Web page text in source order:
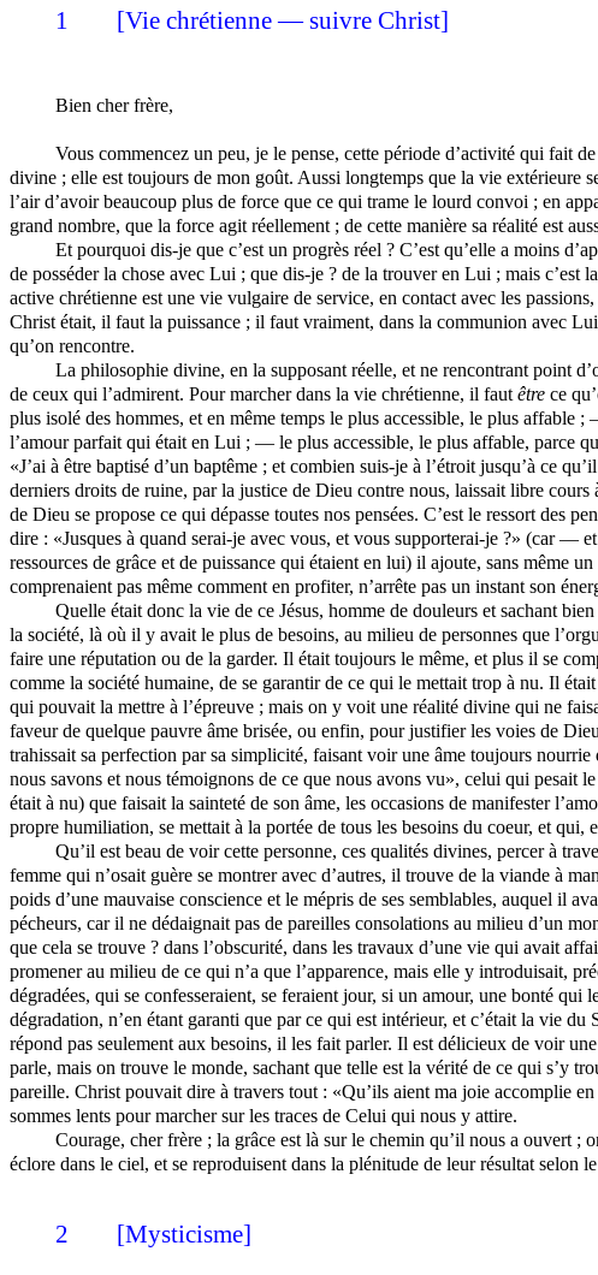
1 [Vie chrétienne — suivre Christ]
Bien cher frère,
Vous commencez un peu, je le pense, cette période d’activité qui fait
divine ; elle est toujours de mon goût. Aussi longtemps que la vie extérieure
l’air d’avoir beaucoup plus de force que ce qui trame le lourd convoi ; en
grand nombre, que la force agit réellement ; de cette manière sa réalité est
Et pourquoi dis-je que c’est un progrès réel ? C’est qu’elle a moins
de posséder la chose avec Lui ; que dis-je ? de la trouver en Lui ; mais c’est
active chrétienne est une vie vulgaire de service, en contact avec les
Christ était, il faut la puissance ; il faut vraiment, dans la communion avec
qu’on rencontre.
La philosophie divine, en la supposant réelle, et ne rencontrant point
de ceux qui l’admirent. Pour marcher dans la vie chrétienne, il faut être ce
plus isolé des hommes, et en même temps le plus accessible, le plus
l’amour parfait qui était en Lui ; — le plus accessible, le plus affable, parce
«J’ai à être baptisé d’un baptême ; et combien suis-je à l’étroit jusqu’à ce
derniers droits de ruine, par la justice de Dieu contre nous, laissait libre
de Dieu se propose ce qui dépasse toutes nos pensées. C’est le ressort des
dire : «Jusques à quand serai-je avec vous, et vous supporterai-je ?» (car —
ressources de grâce et de puissance qui étaient en lui) il ajoute, sans même
comprenaient pas même comment en profiter, n’arrête pas un instant son
Quelle était donc la vie de ce Jésus, homme de douleurs et sachant
la société, là où il y avait le plus de besoins, au milieu de personnes que
faire une réputation ou de la garder. Il était toujours le même, et plus il se
comme la société humaine, de se garantir de ce qui le mettait trop à nu. Il
qui pouvait la mettre à l’épreuve ; mais on y voit une réalité divine qui ne
faveur de quelque pauvre âme brisée, ou enfin, pour justifier les voies de
trahissait sa perfection par sa simplicité, faisant voir une âme toujours
nous savons et nous témoignons de ce que nous avons vu», celui qui pesait
était à nu) que faisait la sainteté de son âme, les occasions de manifester
propre humiliation, se mettait à la portée de tous les besoins du coeur, et
Qu’il est beau de voir cette personne, ces qualités divines, percer à
femme qui n’osait guère se montrer avec d’autres, il trouve de la viande à
poids d’une mauvaise conscience et le mépris de ses semblables, auquel il
pécheurs, car il ne dédaignait pas de pareilles consolations au milieu d’un
que cela se trouve ? dans l’obscurité, dans les travaux d’une vie qui avait
promener au milieu de ce qui n’a que l’apparence, mais elle y introduisait,
dégradées, qui se confesseraient, se feraient jour, si un amour, une bonté
dégradation, n’en étant garanti que par ce qui est intérieur, et c’était la vie
répond pas seulement aux besoins, il les fait parler. Il est délicieux de voir
parle, mais on trouve le monde, sachant que telle est la vérité de ce qui s’y
pareille. Christ pouvait dire à travers tout : «Qu’ils aient ma joie accomplie
sommes lents pour marcher sur les traces de Celui qui nous y attire.
Courage, cher frère ; la grâce est là sur le chemin qu’il nous a ouvert
éclore dans le ciel, et se reproduisent dans la plénitude de leur résultat
2 [Mysticisme]